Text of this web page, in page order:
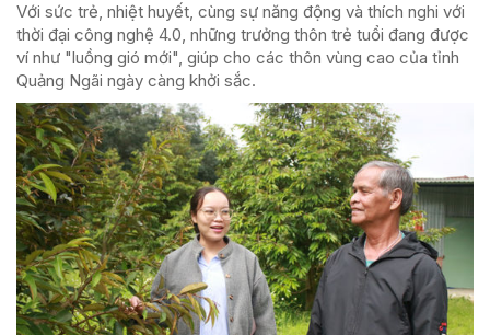
Với sức trẻ, nhiệt huyết, cùng sự năng động và thích nghi với
thời đại công nghệ 4.0, những trưởng thôn trẻ tuổi đang được
ví như "luồng gió mới", giúp cho các thôn vùng cao của tỉnh
Quảng Ngãi ngày càng khởi sắc.